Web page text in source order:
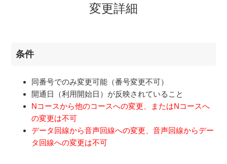
変更詳細
条件
同番号でのみ変更可能（番号変更不可）
開通日（利用開始日）が反映されていること
Nコースから他のコースへの変更、またはNコースへ
の変更は不可
データ回線から音声回線への変更、音声回線からデー
タ回線への変更は不可